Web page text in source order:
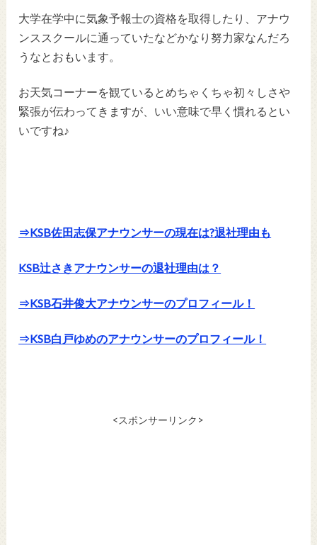
大学在学中に気象予報士の資格を取得したり、アナウ
ンススクールに通っていたなどかなり努力家なんだろ
うなとおもいます。
お天気コーナーを観ているとめちゃくちゃ初々しさや
緊張が伝わってきますが、いい意味で早く慣れるとい
いですね♪
⇒KSB佐田志保アナウンサーの現在は?退社理由も
KSB辻さきアナウンサーの退社理由は？
⇒KSB石井俊大アナウンサーのプロフィール！
⇒KSB白戸ゆめのアナウンサーのプロフィール！
<スポンサーリンク>